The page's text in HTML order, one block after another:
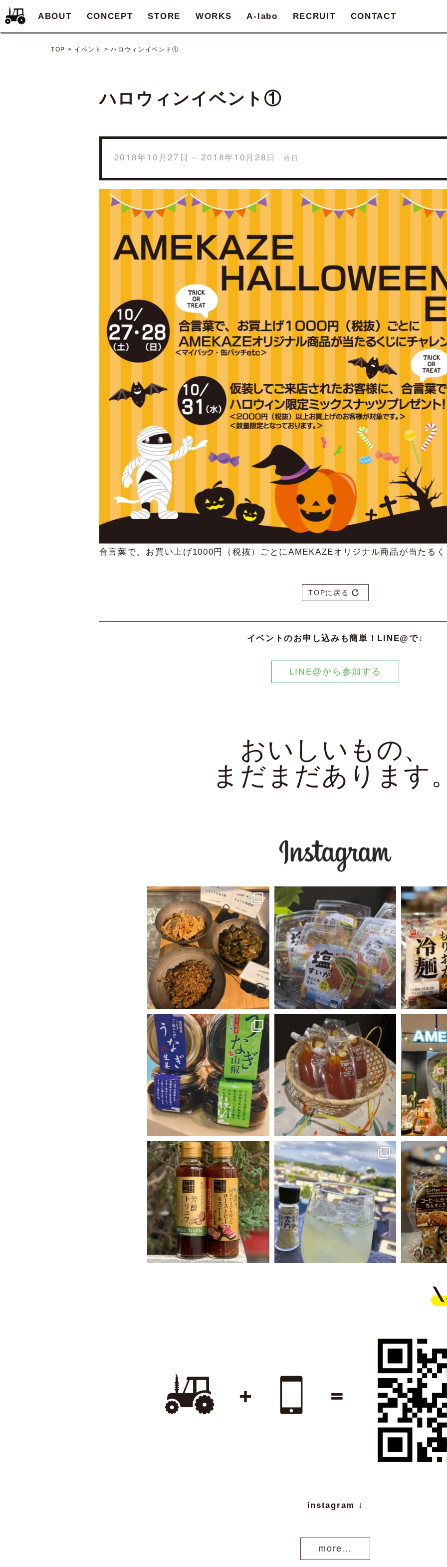
ABOUT CONCEPT STORE WORKS A-labo RECRUIT CONTACT
TOP > イベント >ハロウィンイベント①
ハロウィンイベント①
2018年10月27日 – 2018年10月28日 終日
合言葉で、お買い上げ1000円（税抜）ごとにAMEKAZEオリジナル商品が当たる
TOPに戻る
イベントのお申し込みも簡単！LINE@で↓
LINE@から参加する
おいしいもの、
まだまだあります
instagram ↓
more…